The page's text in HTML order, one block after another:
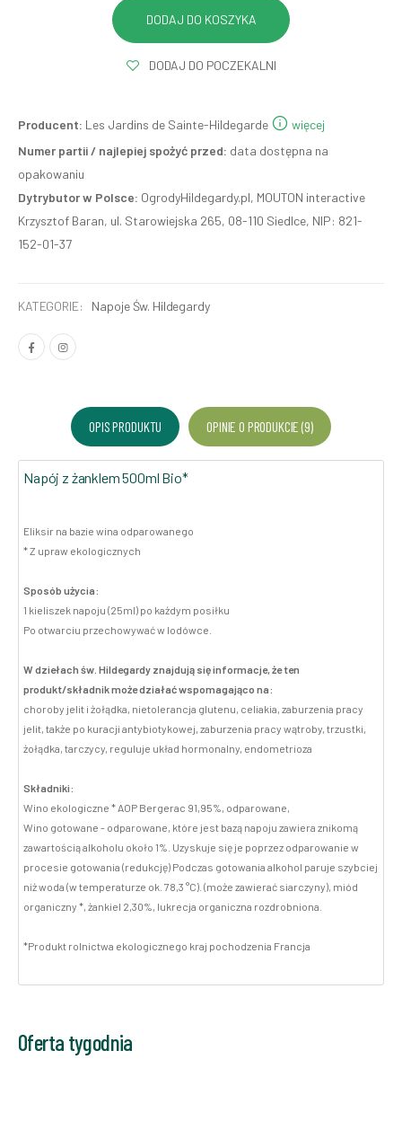
DODAJ DO POCZEKALNI
Producent: Les Jardins de Sainte-Hildegarde
więcej
Numer partii / najlepiej spożyć przed: data dostępna na
opakowaniu
Dytrybutor w Polsce: OgrodyHildegardy.pl, MOUTON interactive
Krzysztof Baran, ul. Starowiejska 265, 08-110 Siedlce, NIP: 821-
152-01-37
KATEGORIE: Napoje Św. Hildegardy
OPIS PRODUKTU OPINIE O PRODUKCIE (9)
Napój z żanklem 500ml Bio*
Eliksir na bazie wina odparowanego
* Z upraw ekologicznych
Sposób użycia:
1 kieliszek napoju (25ml) po każdym posiłku
Po otwarciu przechowywać w lodówce.
W dziełach św. Hildegardy znajdują się informacje, że ten
produkt/składnik może działać wspomagająco na:
choroby jelit i żołądka, nietolerancja glutenu, celiakia, zaburzenia pracy
jelit, także po kuracji antybiotykowej, zaburzenia pracy wątroby, trzustki,
żołądka, tarczycy, reguluje układ hormonalny, endometrioza
Składniki:
Wino ekologiczne * AOP Bergerac 91,95%, odparowane,
Wino gotowane - odparowane, które jest bazą napoju zawiera znikomą
zawartością alkoholu około 1%. Uzyskuje się je poprzez odparowanie w
procesie gotowania (redukcję) Podczas gotowania alkohol paruje szybciej
niż woda (w temperaturze ok. 78,3 °C). (może zawierać siarczyny), miód
organiczny *, żankiel 2,30%, lukrecja organiczna rozdrobniona.
*Produkt rolnictwa ekologicznego kraj pochodzenia Francja
Oferta tygodnia